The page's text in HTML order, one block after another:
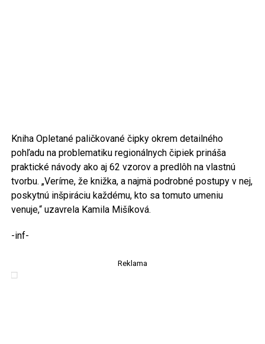
Kniha Opletané paličkované čipky okrem detailného
pohľadu na problematiku regionálnych čipiek prináša
praktické návody ako aj 62 vzorov a predlôh na vlastnú
tvorbu. „Veríme, že knižka, a najmä podrobné postupy v nej,
poskytnú inšpiráciu každému, kto sa tomuto umeniu
venuje,“ uzavrela Kamila Mišíková.
-inf-
Reklama